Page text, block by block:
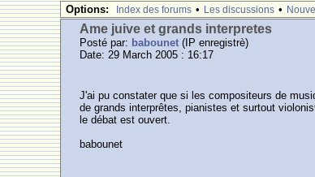
Options:
Index des forums • Les discussions •
Ame juive et grands interpretes
Posté par: babounet (IP enregistrè)
Date: 29 March 2005 : 16:17
J'ai pu constater que si les compositeurs de
de grands interprêtes, pianistes et surtout
le débat est ouvert.
babounet